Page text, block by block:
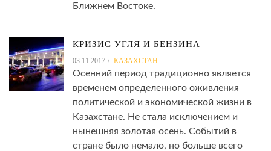
Ближнем Востоке.
КРИЗИС УГЛЯ И БЕНЗИНА
03.11.2017 КАЗАХСТАН
Осенний период традиционно является
временем определенного оживления
политической и экономической жизни в
Казахстане. Не стала исключением и
нынешняя золотая осень. Событий в
стране было немало, но больше всего